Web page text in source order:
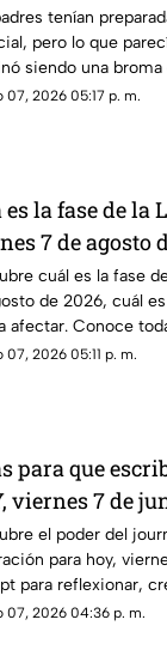
tenían
pero lo que
siendo una broma
de su hijo asi
07, 2026 05:17 p. m.
es la fase de la
7 de agosto
el astro
cuál es la fase
de 2026, cuál
afectar. Conoce
07, 2026 05:11 p. m.
para que
viernes 7 de
journal prompt
de gratitud
el poder del
para hoy,
para reflexionar,
07, 2026 04:36 p. m.